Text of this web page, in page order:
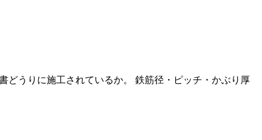
どうりに施工されているか。 鉄筋径・ピッチ・かぶり厚